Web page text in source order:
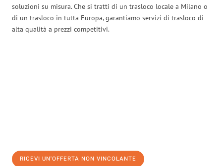
soluzioni su misura. Che si tratti di un trasloco locale a Milano o
di un trasloco in tutta Europa, garantiamo servizi di trasloco di
alta qualità a prezzi competitivi.
RICEVI UN'OFFERTA NON VINCOLANTE